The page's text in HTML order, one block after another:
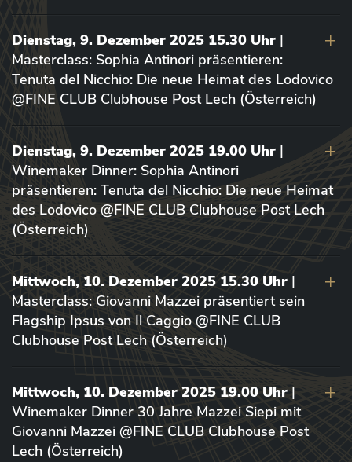
Dienstag, 9. Dezember 2025 15.30 Uhr |
Masterclass: Sophia Antinori präsentieren:
Tenuta del Nicchio: Die neue Heimat des Lodovico
@FINE CLUB Clubhouse Post Lech (Österreich)
Dienstag, 9. Dezember 2025 19.00 Uhr |
Winemaker Dinner: Sophia Antinori
präsentieren: Tenuta del Nicchio: Die neue Heimat
des Lodovico @FINE CLUB Clubhouse Post Lech
(Österreich)
Mittwoch, 10. Dezember 2025 15.30 Uhr |
Masterclass: Giovanni Mazzei präsentiert sein
Flagship Ipsus von Il Caggio @FINE CLUB
Clubhouse Post Lech (Österreich)
Mittwoch, 10. Dezember 2025 19.00 Uhr |
Winemaker Dinner 30 Jahre Mazzei Siepi mit
Giovanni Mazzei @FINE CLUB Clubhouse Post
Lech (Österreich)